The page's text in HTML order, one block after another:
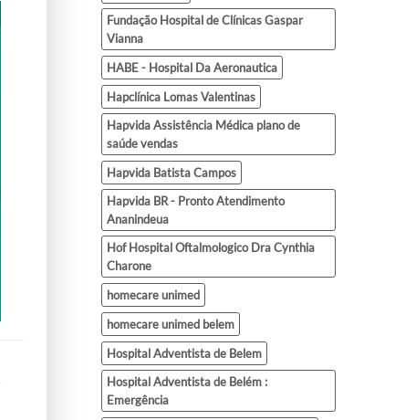
Fundação Hospital de Clínicas Gaspar
Vianna
HABE - Hospital Da Aeronautica
Hapclínica Lomas Valentinas
Hapvida Assistência Médica plano de
saúde vendas
Hapvida Batista Campos
Hapvida BR - Pronto Atendimento
Ananindeua
Hof Hospital Oftalmologico Dra Cynthia
Charone
homecare unimed
homecare unimed belem
Hospital Adventista de Belem
Hospital Adventista de Belém :
Emergência